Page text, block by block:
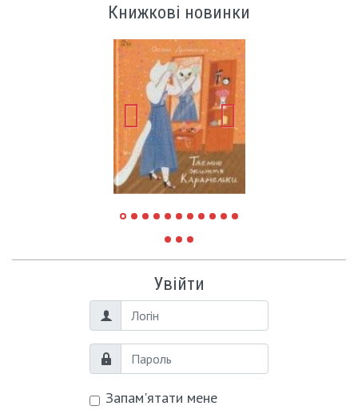
Книжкові новинки
Увійти
Логін
Пароль
Запам'ятати мене